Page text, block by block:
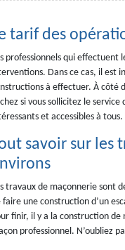
tarif des
professionnels qui effectuent
Dans ce cas, il est
à effectuer. À côté
si vous sollicitez le service
et accessibles à tous.
savoir sur les
travaux de maçonnerie sont
faire une construction d’un
finir, il y a la construction de
professionnel. N’oubliez